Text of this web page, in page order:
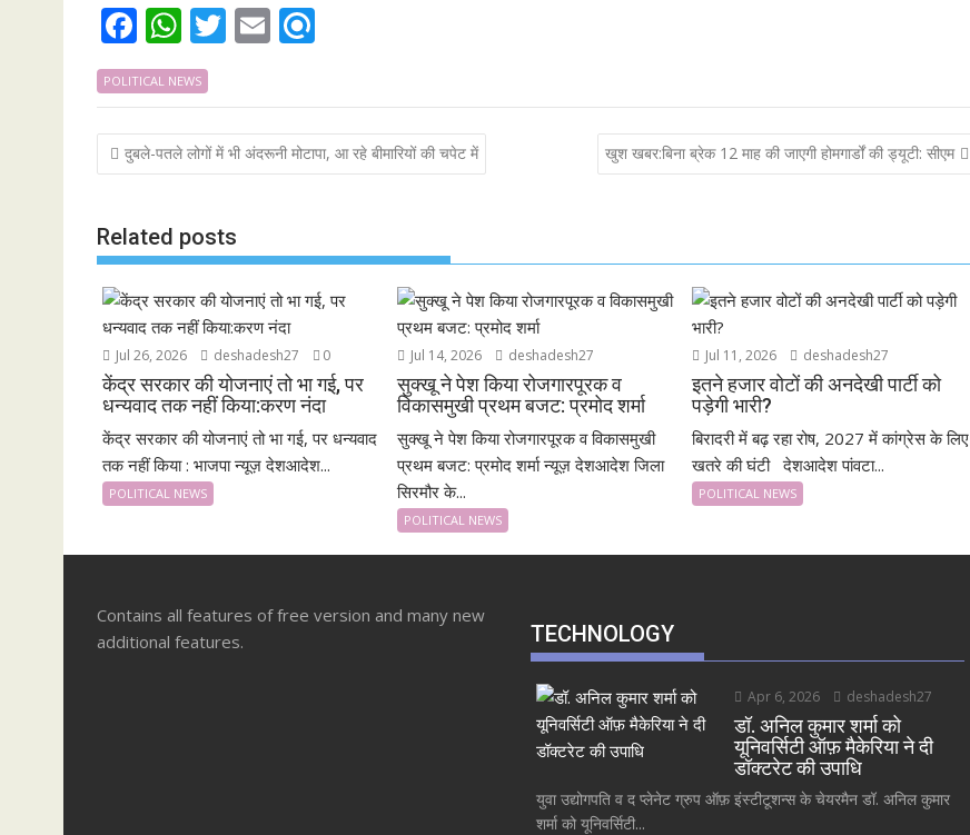
F
ac
e
b
o
k
W
h
at
s
A
p
T
itt
er
E
ai
l
i
n
d
POLITICAL NEWS
Post
navigation
दुबले-पतले लोगों में भी अंदरूनी मोटापा, आ रहे बीमारियों की चपेट में खुश खबर:बिना ब्रेक 12 माह की जाएगी होमगार्डों की ड्यूटी: सीएम
Related posts
Jul 26, 2026 deshadesh27 0
केंद्र सरकार की योजनाएं तो भा गई, पर
धन्यवाद तक नहीं किया:करण नंदा
केंद्र सरकार की योजनाएं तो भा गई, पर धन्यवाद
तक नहीं किया : भाजपा न्यूज़ देशआदेश...
POLITICAL NEWS
Jul 14, 2026 deshadesh27
सुक्खू ने पेश किया रोजगारपूरक व
विकासमुखी प्रथम बजट: प्रमोद शर्मा
सुक्खू ने पेश किया रोजगारपूरक व विकासमुखी
प्रथम बजट: प्रमोद शर्मा न्यूज़ देशआदेश जिला
सिरमौर के...
POLITICAL NEWS
Jul 11, 2026 deshadesh27
इतने हजार वोटों की अनदेखी पार्टी को
पड़ेगी भारी?
बिरादरी में बढ़ रहा रोष, 2027 में कांग्रेस के लिए
खतरे की घंटी देशआदेश पांवटा...
POLITICAL NEWS
Contains all features of free version and many new
additional features.
TECHNOLOGY
Apr 6, 2026 deshadesh27
डॉ. अनिल कुमार शर्मा को
यूनिवर्सिटी ऑफ़ मैकेरिया ने दी
डॉक्टरेट की उपाधि
युवा उद्योगपति व द प्लेनेट ग्रुप ऑफ़ इंस्टीटूशन्स के चेयरमैन डॉ. अनिल कुमार
शर्मा को यूनिवर्सिटी...